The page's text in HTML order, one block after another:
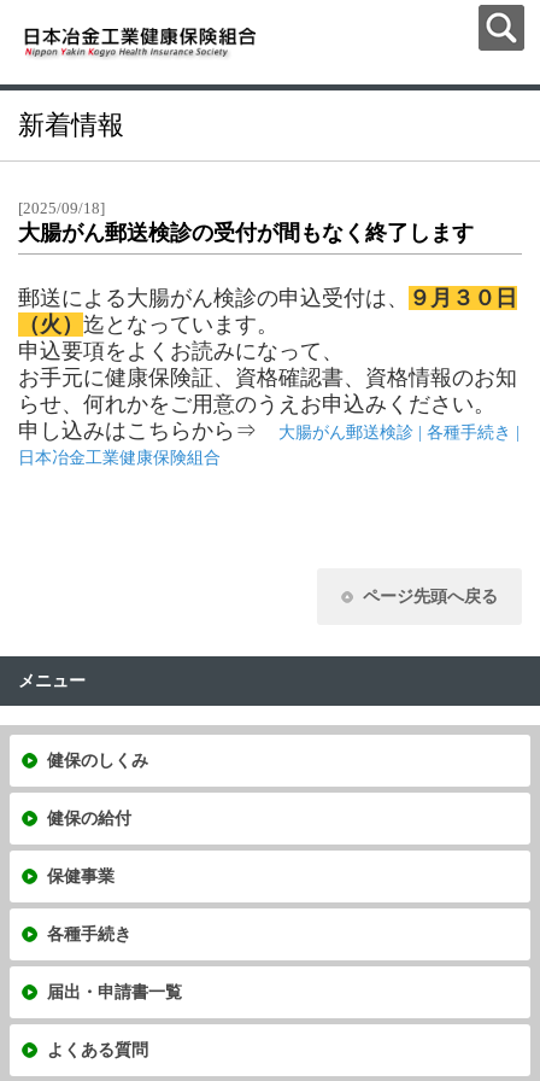
新着情報
[2025/09/18]
大腸がん郵送検診の受付が間もなく終了します
郵送による大腸がん検診の申込受付は、
９月３０日
（火） 迄となっています。
申込要項をよくお読みになって、
お手元に健康保険証、資格確認書、資格情報のお知
らせ、何れかをご用意のうえお申込みください。
申し込みはこちらから⇒
大腸がん郵送検診 | 各種手続き |
日本冶金工業健康保険組合
ページ先頭へ戻る
メニュー
健保のしくみ
健保の給付
保健事業
各種手続き
届出・申請書一覧
よくある質問